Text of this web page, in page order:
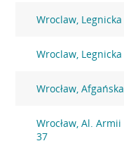
Wroclaw,
Wroclaw,
Wrocław,
Wrocław, Al.
37